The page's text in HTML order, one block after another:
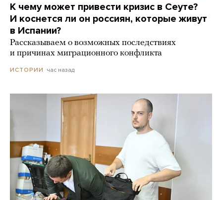
К чему может привести кризис в Сеуте?
И коснется ли он россиян, которые живут
в Испании?
Рассказываем о возможных последствиях
и причинах миграционного конфликта
ИСТОРИИ час назад